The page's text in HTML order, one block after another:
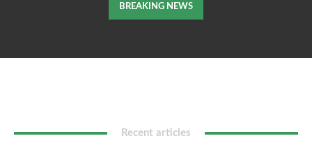
BREAKING NEWS
Recent articles